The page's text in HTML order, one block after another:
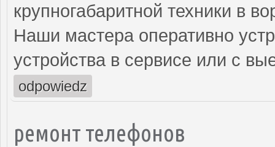
крупногабаритной техники в
Наши мастера оперативно
устройства в сервисе или с
odpowiedz
ремонт телефонов